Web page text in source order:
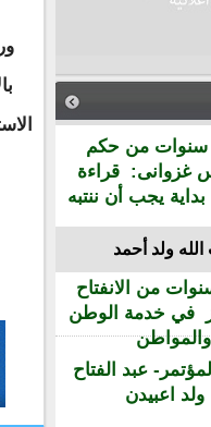
سنوات من حكم
غزوانى: قراءة
يجب أن ننتبه
ولد أحمد
من الانفتاح
في خدمة الوطن
والمواطن
عبد الفتاح
ولد اعبيدن